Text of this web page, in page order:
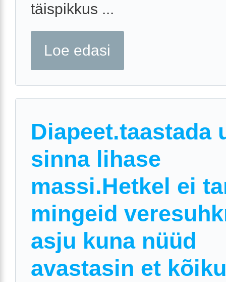
täispikkus ...
Loe edasi
Diapeet.taastada
sinna lihase
massi.Hetkel ei
mingeid
asju kuna nüüd
avastasin et